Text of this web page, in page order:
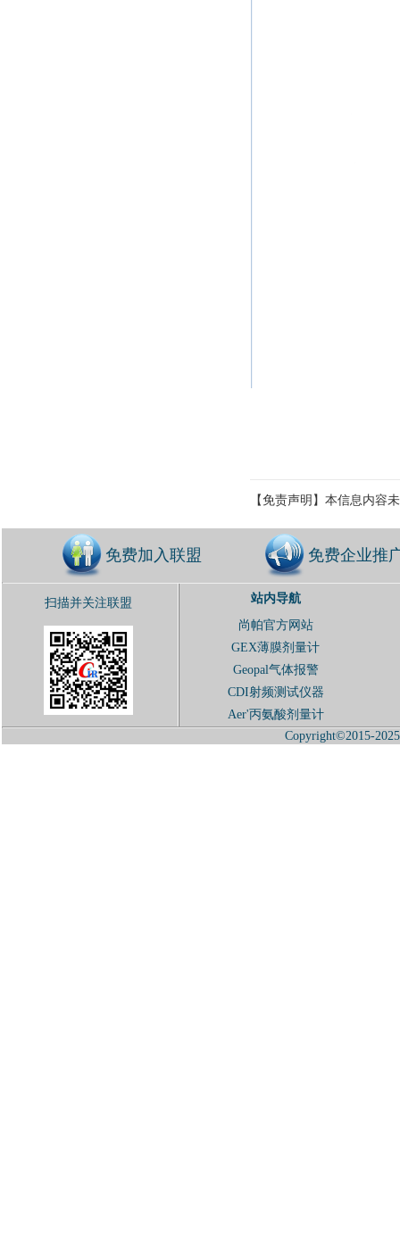
【免责声明】本信息内容
免费加入联盟 免费企业推
扫描并关注联盟
站内导航
尚帕官方网站
GEX薄膜剂量计
Geopal气体报警
CDI射频测试仪器
Aer'丙氨酸剂量计
Copyright©2015-